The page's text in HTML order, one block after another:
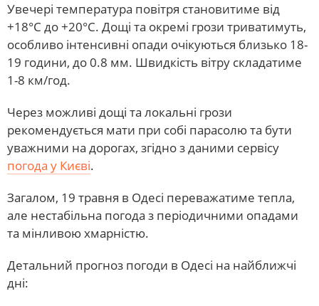
Увечері температура повітря становитиме від
+18°С до +20°С. Дощі та окремі грози триватимуть,
особливо інтенсивні опади очікуються близько 18-
19 години, до 0.8 мм. Швидкість вітру складатиме
1-8 км/год.
Через можливі дощі та локальні грози
рекомендується мати при собі парасолю та бути
уважними на дорогах, згідно з даними сервісу
погода у Києві.
Загалом, 19 травня в Одесі переважатиме тепла,
але нестабільна погода з періодичними опадами
та мінливою хмарністю.
Детальний прогноз погоди в Одесі на найближчі
дні: